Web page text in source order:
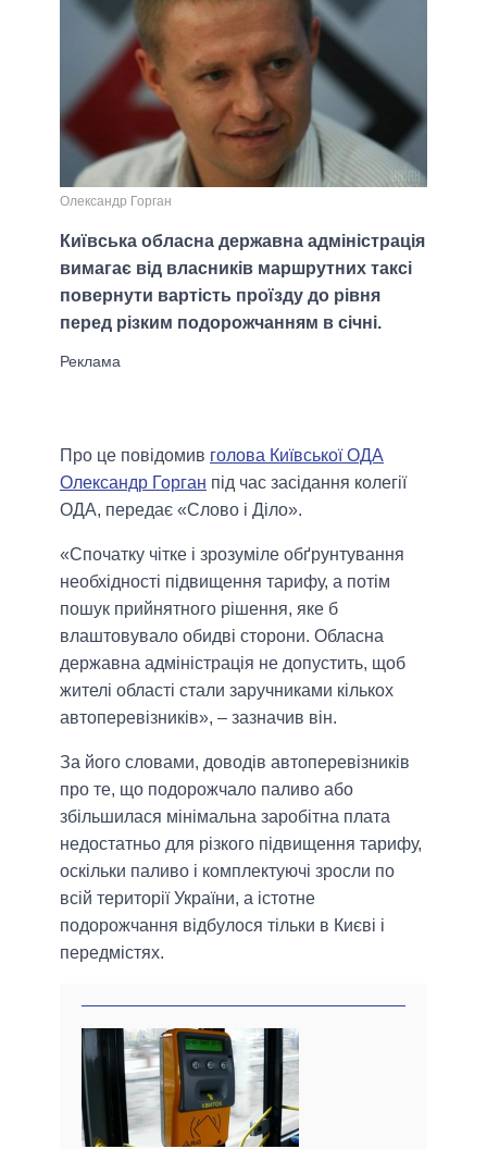
Олександр Горган
Київська обласна державна адміністрація
вимагає від власників маршрутних таксі
повернути вартість проїзду до рівня
перед різким подорожчанням в січні.
Про це повідомив голова Київської ОДА
Олександр Горган під час засідання колегії
ОДА, передає «Слово і Діло».
«Спочатку чітке і зрозуміле обґрунтування
необхідності підвищення тарифу, а потім
пошук прийнятного рішення, яке б
влаштовувало обидві сторони. Обласна
державна адміністрація не допустить, щоб
жителі області стали заручниками кількох
автоперевізників», – зазначив він.
За його словами, доводів автоперевізників
про те, що подорожчало паливо або
збільшилася мінімальна заробітна плата
недостатньо для різкого підвищення тарифу,
оскільки паливо і комплектуючі зросли по
всій території України, а істотне
подорожчання відбулося тільки в Києві і
передмістях.